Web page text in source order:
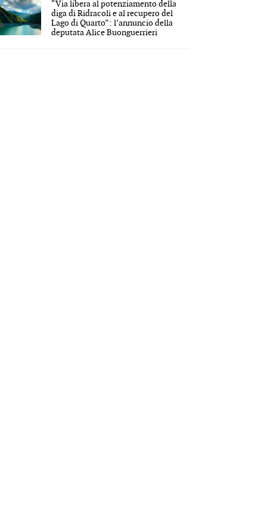
“Via libera al potenziamento della
diga di Ridracoli e al recupero del
Lago di Quarto”: l’annuncio della
deputata Alice Buonguerrieri